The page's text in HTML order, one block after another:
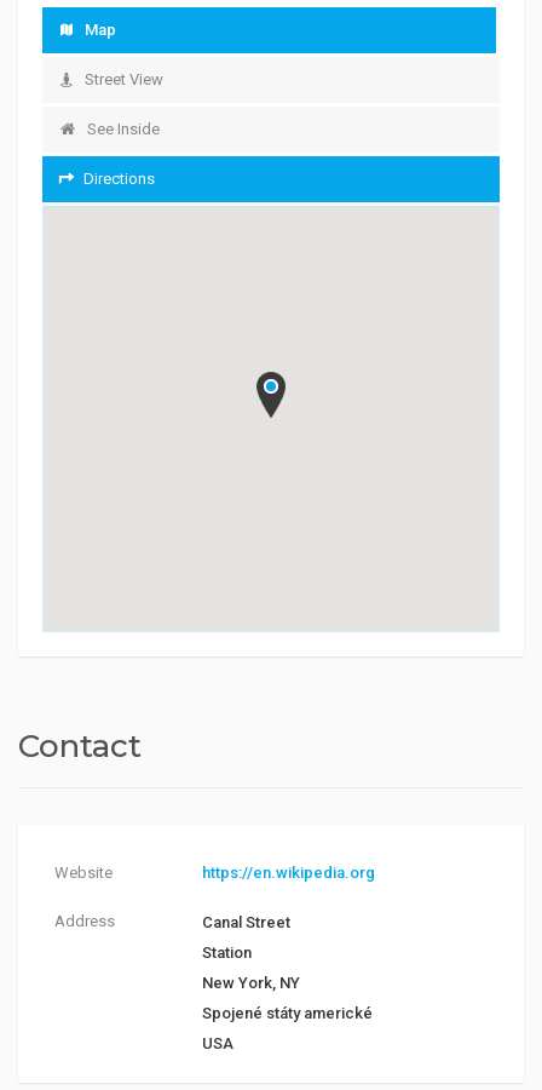
Map
Street View
See Inside
Directions
Contact
Website https://en.wikipedia.org
Address
Canal Street
Station
New York, NY
Spojené státy americké
USA